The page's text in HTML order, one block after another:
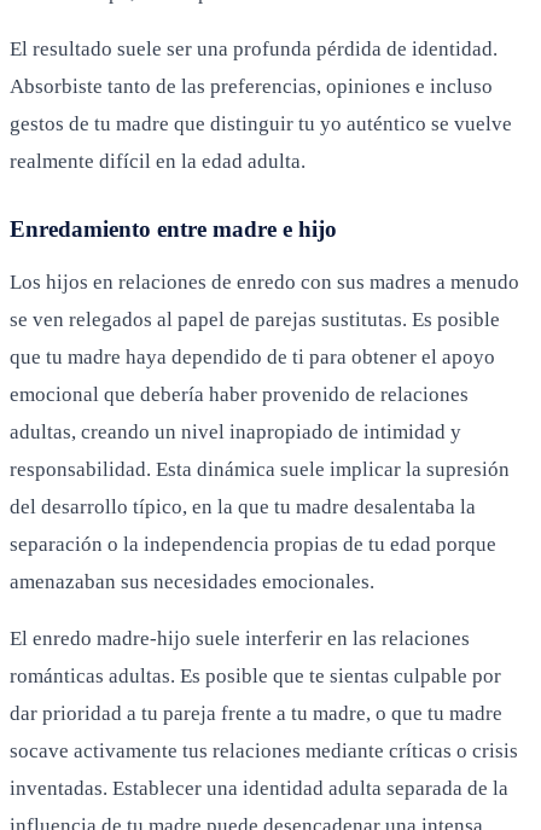
El resultado suele ser una profunda pérdida de identidad.
Absorbiste tanto de las preferencias, opiniones e incluso
gestos de tu madre que distinguir tu yo auténtico se vuelve
realmente difícil en la edad adulta.
Enredamiento entre madre e hijo
Los hijos en relaciones de enredo con sus madres a menudo
se ven relegados al papel de parejas sustitutas. Es posible
que tu madre haya dependido de ti para obtener el apoyo
emocional que debería haber provenido de relaciones
adultas, creando un nivel inapropiado de intimidad y
responsabilidad. Esta dinámica suele implicar la supresión
del desarrollo típico, en la que tu madre desalentaba la
separación o la independencia propias de tu edad porque
amenazaban sus necesidades emocionales.
El enredo madre-hijo suele interferir en las relaciones
románticas adultas. Es posible que te sientas culpable por
dar prioridad a tu pareja frente a tu madre, o que tu madre
socave activamente tus relaciones mediante críticas o crisis
inventadas. Establecer una identidad adulta separada de la
influencia de tu madre puede desencadenar una intensa